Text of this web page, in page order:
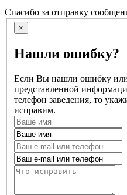
Спасибо за отправку
×
Нашли ошибку?
Если Вы нашли ошибку или
представленной
телефон заведения, то
исправим.